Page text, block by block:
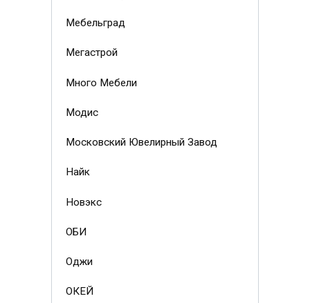
Мебельград
Мегастрой
Много Мебели
Модис
Московский Ювелирный Завод
Найк
Новэкс
ОБИ
Оджи
ОКЕЙ